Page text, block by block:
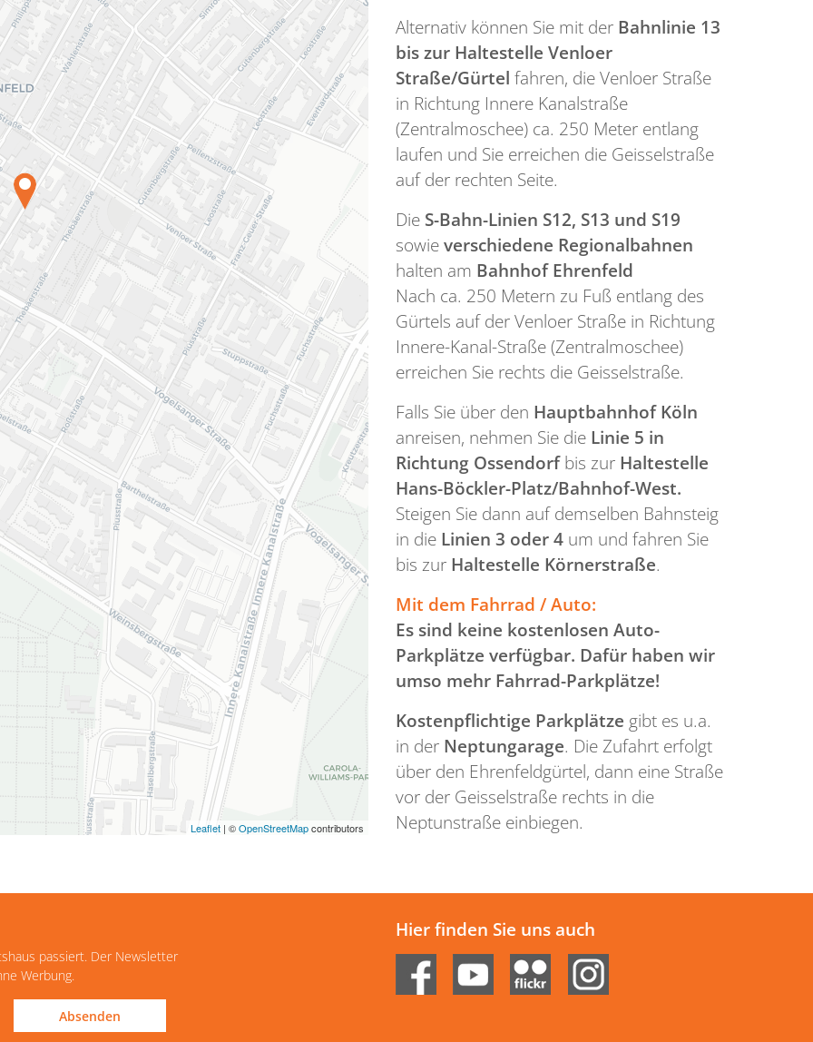
Leaflet| ©OpenStreetMapcontributors
Alternativ können Sie mit der Bahnlinie 13
bis zur Haltestelle Venloer
Straße/Gürtel fahren, die Venloer Straße
in Richtung Innere Kanalstraße
(Zentralmoschee) ca. 250 Meter entlang
laufen und Sie erreichen die Geisselstraße
auf der rechten Seite.
Die S-Bahn-Linien S12, S13 und S19
sowieverschiedene Regionalbahnen
halten am Bahnhof Ehrenfeld
Nach ca. 250 Metern zu Fuß entlang des
Gürtels auf der Venloer Straße in Richtung
Innere-Kanal-Straße (Zentralmoschee)
erreichen Sie rechts die Geisselstraße.
Falls Sie über den Hauptbahnhof Köln
anreisen, nehmen Sie die Linie 5 in
Richtung Ossendorfbis zur Haltestelle
Hans-Böckler-Platz/Bahnhof-West.
Steigen Sie dann auf demselben Bahnsteig
in die Linien 3 oder 4um und fahren Sie
bis zur Haltestelle Körnerstraße.
Mit dem Fahrrad / Auto:
Es sind keine kostenlosen Auto-
Parkplätze verfügbar. Dafür haben wir
umso mehr Fahrrad-Parkplätze!
Kostenpflichtige Parkplätze gibt es u.a.
in der Neptungarage. Die Zufahrt erfolgt
über den Ehrenfeldgürtel, dann eine Straße
vor der Geisselstraße rechts in die
Neptunstraße einbiegen.
passiert. Der Newsletter
Werbung.
Absenden
Hier finden Sie uns auch